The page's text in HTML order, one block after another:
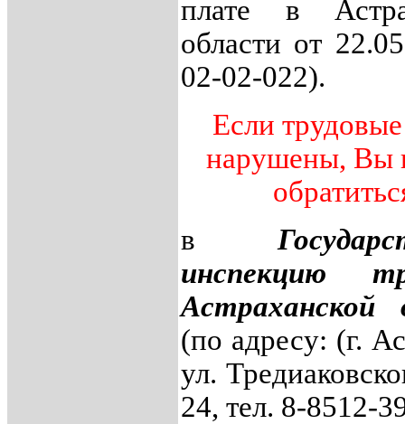
плате в
области от
02-02-022).
Если
нарушены, Вы
в
инспекцию
Астраханской
(по адресу: (г.
ул.
24, тел. 8-8512-